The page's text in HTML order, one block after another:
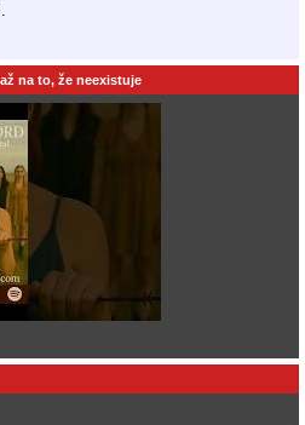
na to, že neexistuje